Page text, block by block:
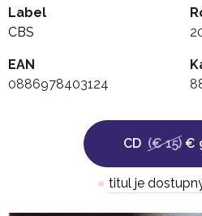
6. The Strangest Thing 6:01
7. To Be Forgiven 5:21
9. Star People 5:16
10. You Have Been Loved
Label
CBS
EAN
0886978403124
CD (€ 15) €
● titul je